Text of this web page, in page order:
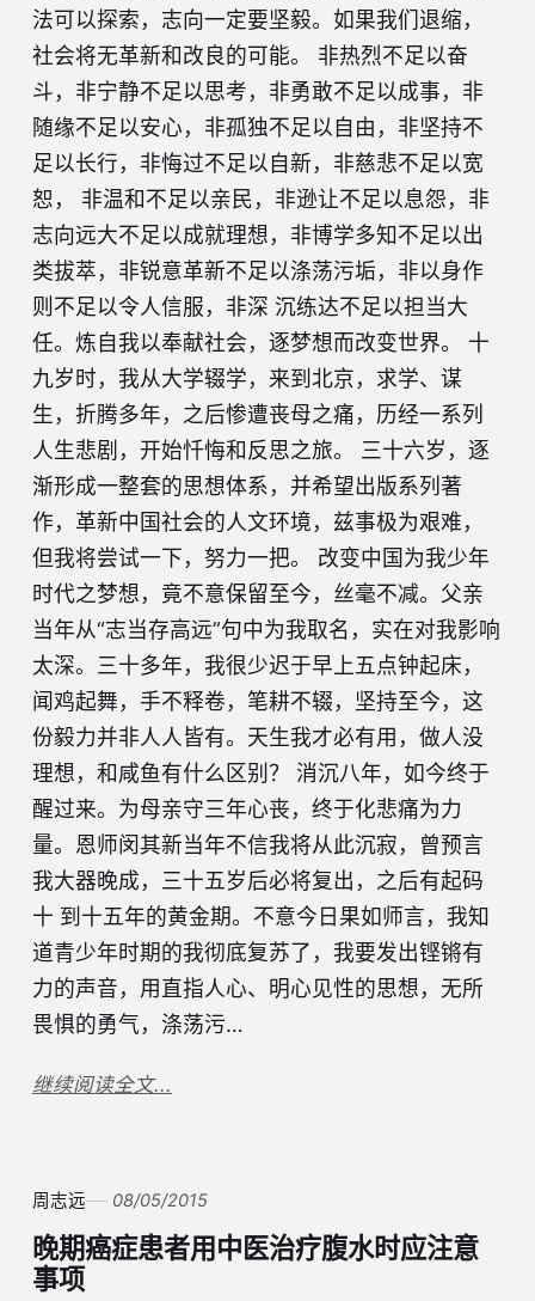
法可以探索，志向一定要坚毅。如果我们退缩，
社会将无革新和改良的可能。 非热烈不足以奋
斗，非宁静不足以思考，非勇敢不足以成事，非
随缘不足以安心，非孤独不足以自由，非坚持不
足以长行，非悔过不足以自新，非慈悲不足以宽
恕， 非温和不足以亲民，非逊让不足以息怨，非
志向远大不足以成就理想，非博学多知不足以出
类拔萃，非锐意革新不足以涤荡污垢，非以身作
则不足以令人信服，非深 沉练达不足以担当大
任。炼自我以奉献社会，逐梦想而改变世界。 十
九岁时，我从大学辍学，来到北京，求学、谋
生，折腾多年，之后惨遭丧母之痛，历经一系列
人生悲剧，开始忏悔和反思之旅。 三十六岁，逐
渐形成一整套的思想体系，并希望出版系列著
作，革新中国社会的人文环境，兹事极为艰难，
但我将尝试一下，努力一把。 改变中国为我少年
时代之梦想，竟不意保留至今，丝毫不减。父亲
当年从“志当存高远”句中为我取名，实在对我影响
太深。三十多年，我很少迟于早上五点钟起床，
闻鸡起舞，手不释卷，笔耕不辍，坚持至今，这
份毅力并非人人皆有。天生我才必有用，做人没
理想，和咸鱼有什么区别？ 消沉八年，如今终于
醒过来。为母亲守三年心丧，终于化悲痛为力
量。恩师闵其新当年不信我将从此沉寂，曾预言
我大器晚成，三十五岁后必将复出，之后有起码
十 到十五年的黄金期。不意今日果如师言，我知
道青少年时期的我彻底复苏了，我要发出铿锵有
力的声音，用直指人心、明心见性的思想，无所
畏惧的勇气，涤荡污…
继续阅读全文...
周志远 08/05/2015
晚期癌症患者用中医治疗腹水时应注意
事项